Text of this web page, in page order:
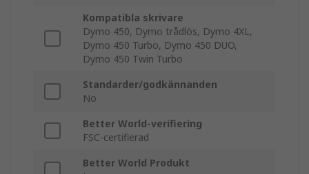
Kompatibla skrivare
Dymo 450, Dymo trådlös, Dymo 4XL,
Dymo 450 Turbo, Dymo 450 DUO,
Dymo 450 Twin Turbo
Standarder/godkännanden
No
Better World-verifiering
FSC-certifierad
Better World Produkt